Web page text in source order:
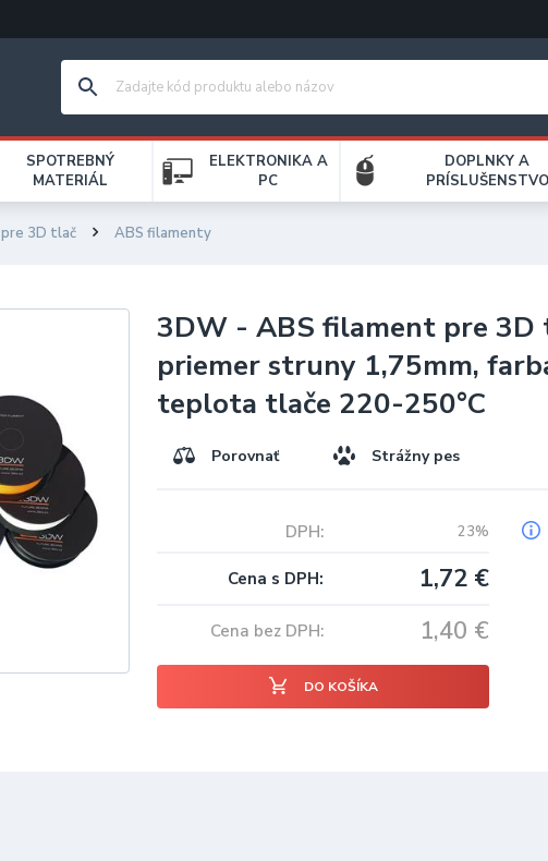
SPOTREBNÝ
MATERIÁL
ELEKTRONIKA A
PC
DOPLNKY A
PRÍSLUŠENSTVO
pre 3D tlač ABS filamenty
3DW - ABS filament pre 3D
priemer struny 1,75mm,
teplota tlače 220-250°C
Porovnať Strážny pes
DPH 23%
Cena s DPH 1,72 €
Cena bez DPH 1,40 €
DO KOŠÍKA